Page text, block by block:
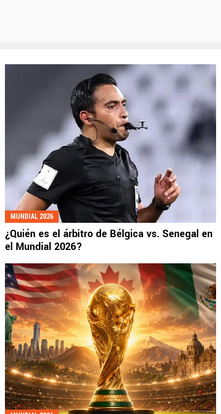
MUNDIAL 2026
¿Quién es el árbitro de Bélgica vs. Senegal en
el Mundial 2026?